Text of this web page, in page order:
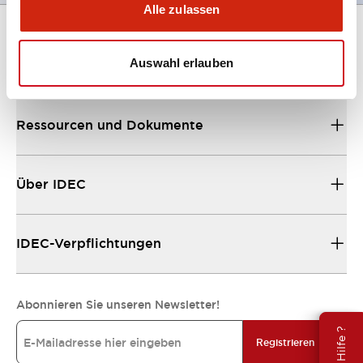
Alle zulassen
Auswahl erlauben
Ressourcen und Dokumente
Über IDEC
IDEC-Verpflichtungen
Abonnieren Sie unseren Newsletter!
Registrieren